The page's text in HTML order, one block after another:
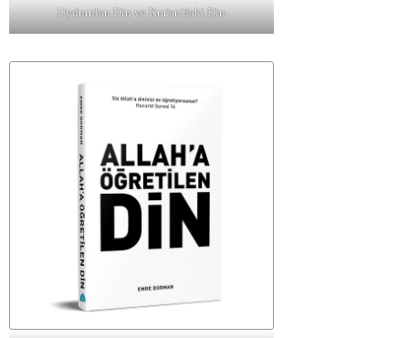
Uydurulan Din ve Kur'an'daki Din